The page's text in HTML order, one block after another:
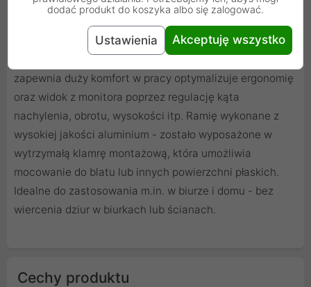
Ramię uchwytu do monitora LCD Maclean MC-775
zapewnia duży komfort w pracy optymalizuje ergonomię
oraz widok z monitora poprzez regulację kąta
nachylenia, obrotu, wysokości itp. Ramię wykonane z
wysokiej jakości aluminium - zostało wyposażone w
wytrzymałą klamrę montażową, która umożliwia
mocowanie do blatu lub innych powierzchni płaskich.
Idealne do zastosowania m.in. w biurze i domu - bez
wiercenia dziur w biurkach lub ścianach.
Cechy produktu
dodać produkt do koszyka albo się zalogować.
Ustawienia Akceptuję wszystko